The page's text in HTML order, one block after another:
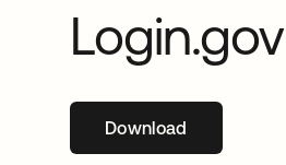
Login.gov
Download新しいタブで開く